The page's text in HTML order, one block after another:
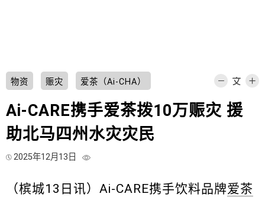
物资 赈灾 爱茶（Ai-CHA）
Ai-CARE携手爱茶拨10万赈灾 援
助北马四州水灾灾民
2025年12月13日
（槟城13日讯）Ai-CARE携手饮料品牌爱茶